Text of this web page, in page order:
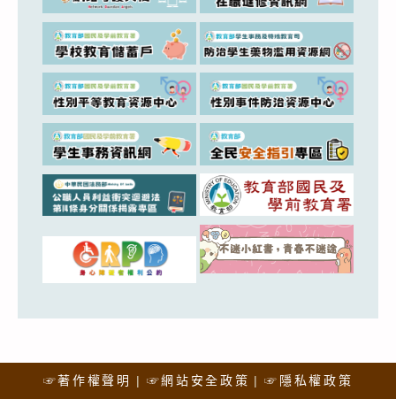
☞著作權聲明 ☞網站安全政策 ☞隱私權政策